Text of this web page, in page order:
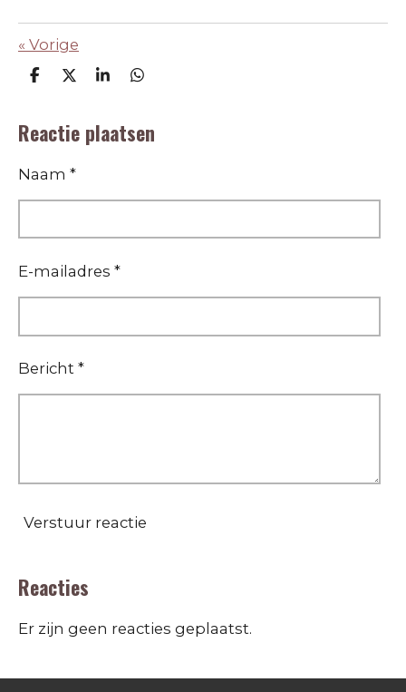
« Vorige
D
e
n
D
l
S
r
e
D
e
n
Reactie plaatsen
Naam *
E-mailadres *
Bericht *
Verstuur reactie
Reacties
Er zijn geen reacties geplaatst.